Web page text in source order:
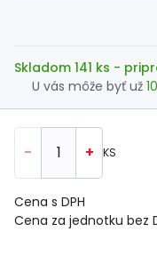
Skladom 141 ks -
U vás môže byť už
- + KS
Cena za jednotku bez
Cena s DPH